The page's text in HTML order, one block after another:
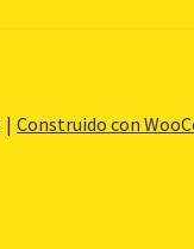
Construido con